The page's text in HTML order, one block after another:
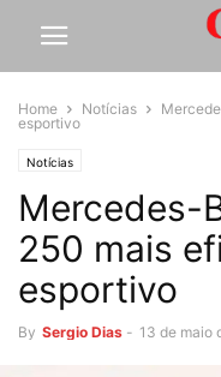
Home Notícias
esportivo
Notícias
Mercedes-
250 mais
esportivo
By Sergio Dias - 13 de maio